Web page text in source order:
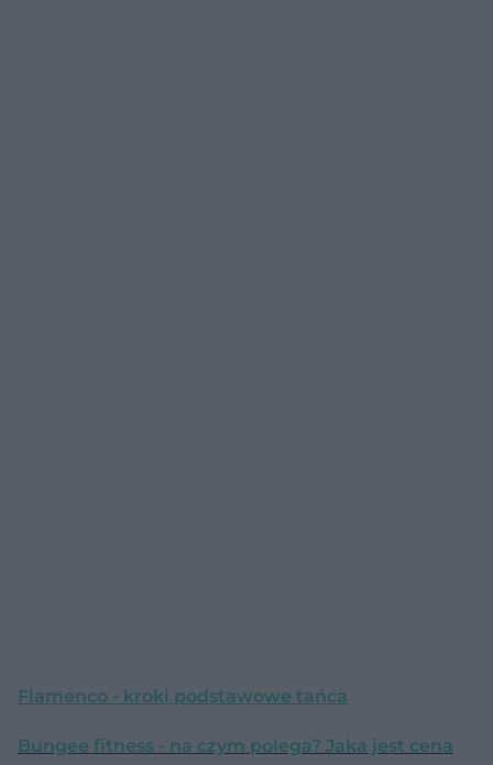
Flamenco - kroki podstawowe tańca
Bungee fitness - na czym polega? Jaka jest cena